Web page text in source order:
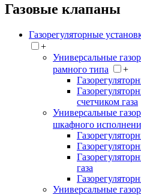
Газовые клапаны
Газорегуляторные
+
Универсальные
рамного типа
+
счетчиком газа
Универсальные
шкафного
газа
Универсальные